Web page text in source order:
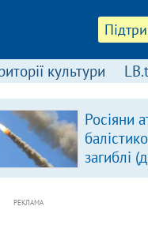
культури
Росіяни
загиблі
РЕКЛАМА